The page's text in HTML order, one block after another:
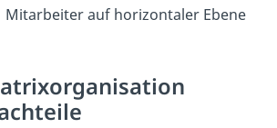
Mitarbeiter auf horizontaler Ebene